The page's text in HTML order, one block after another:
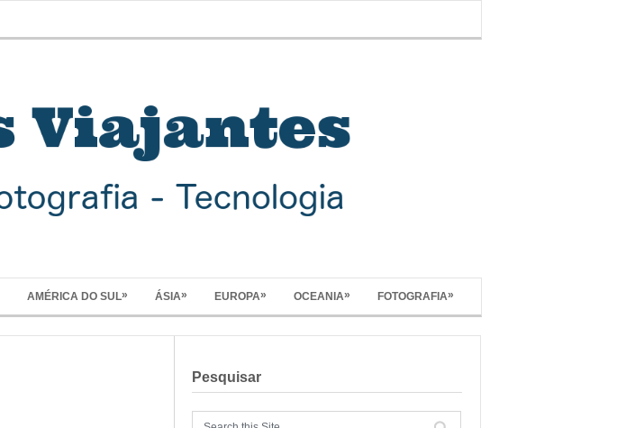
AMÉRICA DO SUL» ÁSIA» EUROPA» OCEANIA» FOTOGRAFIA»
Pesquisar